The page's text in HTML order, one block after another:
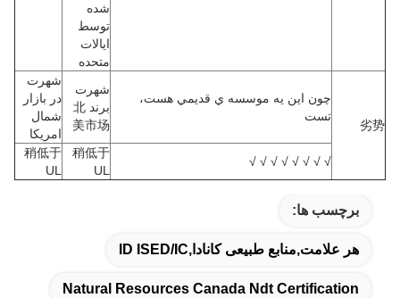
شده
توسط
ایالات
متحده
劣势
چون اين يه موسسه ي قديمي هست،
تست
شهرت
برند 北
美市场
شهرت
در بازار
شمال
امریکا
√ √ √ √ √ √ √ √
稍低于
UL
稍低于
UL
برچسب ها:
هر علامت,منابع طبیعی کانادا,ID ISED/IC
Natural Resources Canada Ndt Certification